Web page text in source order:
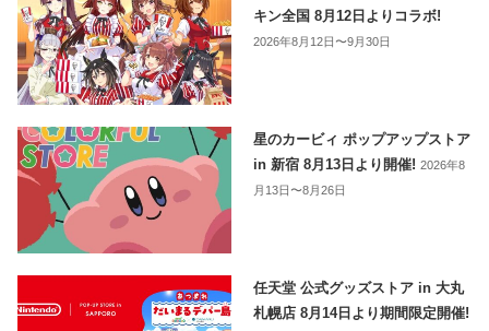
キン全国 8月12日よりコラボ!
2026年8月12日〜9月30日
星のカービィ ポップアップストア
in 新宿 8月13日より開催!2026年8
月13日〜8月26日
任天堂 公式グッズストア in 大丸
札幌店 8月14日より期間限定開催!